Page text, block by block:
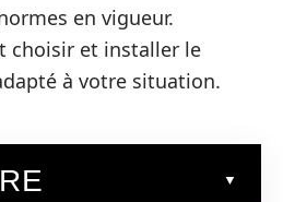
en vigueur.
choisir et installer le
à votre situation.